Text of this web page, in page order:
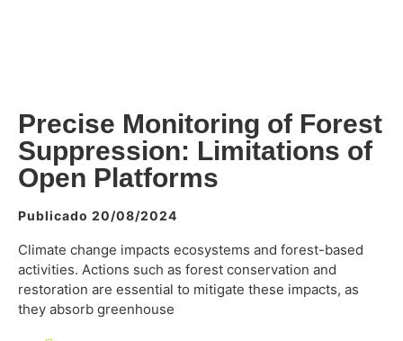
Precise Monitoring of Forest
Suppression: Limitations of
Open Platforms
Publicado 20/08/2024
Climate change impacts ecosystems and forest-based
activities. Actions such as forest conservation and
restoration are essential to mitigate these impacts, as
they absorb greenhouse